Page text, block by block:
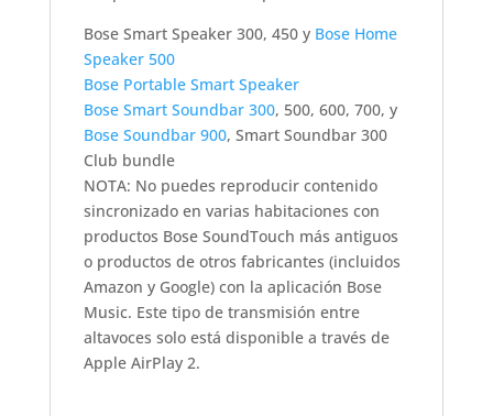
Bose Smart Speaker 300, 450 y Bose Home
Speaker 500
Bose Portable Smart Speaker
Bose Smart Soundbar 300, 500, 600, 700, y
Bose Soundbar 900, Smart Soundbar 300
Club bundle
NOTA: No puedes reproducir contenido
sincronizado en varias habitaciones con
productos Bose SoundTouch más antiguos
o productos de otros fabricantes (incluidos
Amazon y Google) con la aplicación Bose
Music. Este tipo de transmisión entre
altavoces solo está disponible a través de
Apple AirPlay 2.